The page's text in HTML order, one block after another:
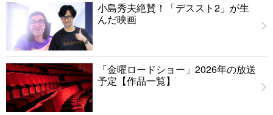
小島秀夫絶賛！「デススト2」が生
んだ映画
「金曜ロードショー」2026年の放送
予定【作品一覧】